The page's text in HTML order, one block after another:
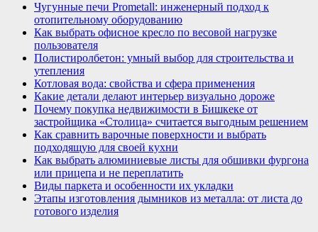
Чугунные печи Prometall: инженерный подход к
отопительному оборудованию
Как выбрать офисное кресло по весовой нагрузке
пользователя
Полистиролбетон: умный выбор для строительства и
утепления
Котловая вода: свойства и сфера применения
Какие детали делают интерьер визуально дороже
Почему покупка недвижимости в Бишкеке от
застройщика «Столица» считается выгодным решением
Как сравнить варочные поверхности и выбрать
подходящую для своей кухни
Как выбрать алюминиевые листы для обшивки фургона
или прицепа и не переплатить
Виды паркета и особенности их укладки
Этапы изготовления дымников из металла: от листа до
готового изделия